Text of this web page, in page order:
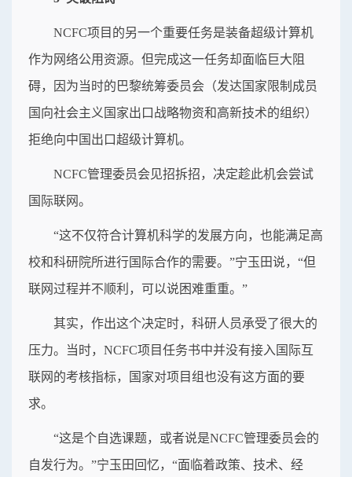
NCFC项目的另一个重要任务是装备超级计算机
作为网络公用资源。但完成这一任务却面临巨大阻
碍，因为当时的巴黎统筹委员会（发达国家限制成员
国向社会主义国家出口战略物资和高新技术的组织）
拒绝向中国出口超级计算机。
NCFC管理委员会见招拆招，决定趁此机会尝试
国际联网。
“这不仅符合计算机科学的发展方向，也能满足高
校和科研院所进行国际合作的需要。”宁玉田说，“但
联网过程并不顺利，可以说困难重重。”
其实，作出这个决定时，科研人员承受了很大的
压力。当时，NCFC项目任务书中并没有接入国际互
联网的考核指标，国家对项目组也没有这方面的要
求。
“这是个自选课题，或者说是NCFC管理委员会的
自发行为。”宁玉田回忆，“面临着政策、技术、经